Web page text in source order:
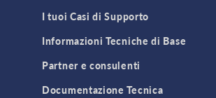
I tuoi Casi di Supporto
Informazioni Tecniche di Base
Partner e consulenti
Documentazione Tecnica